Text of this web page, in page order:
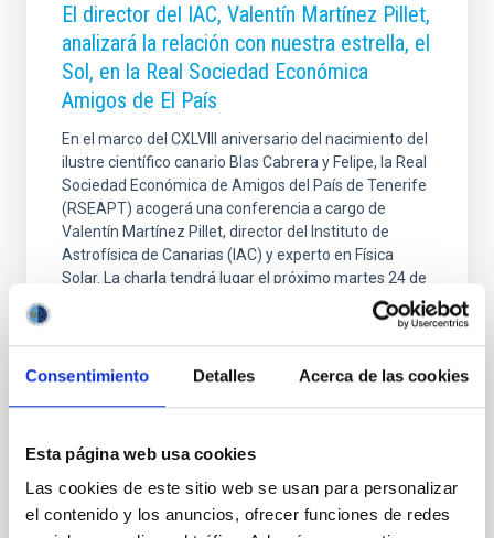
Consentimiento Detalles Acerca de las cookies
Esta página web usa cookies
Las cookies de este sitio web se usan para personalizar
el contenido y los anuncios, ofrecer funciones de redes
El director del IAC, Valentín Martínez Pillet,
analizará la relación con nuestra estrella, el
Sol, en la Real Sociedad Económica
Amigos de El País
En el marco del CXLVIII aniversario del nacimiento del
ilustre científico canario Blas Cabrera y Felipe, la Real
Sociedad Económica de Amigos del País de Tenerife
(RSEAPT) acogerá una conferencia a cargo de
Valentín Martínez Pillet, director del Instituto de
Astrofísica de Canarias (IAC) y experto en Física
Solar. La charla tendrá lugar el próximo martes 24 de
institución en La Laguna. Bajo el título “Viviendo con
una estrella: el bueno, el feo y el malo”, Martínez Pillet
explorará la relación entre la Tierra y el Sol. La charla,